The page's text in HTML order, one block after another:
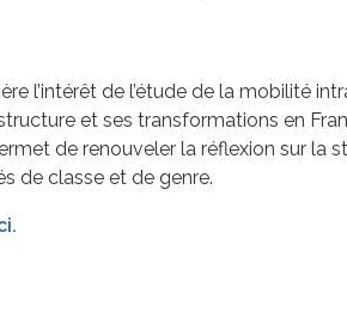
l’intérêt de l’étude de la mobilité
et ses transformations en
de renouveler la réflexion sur la
de classe et de genre.